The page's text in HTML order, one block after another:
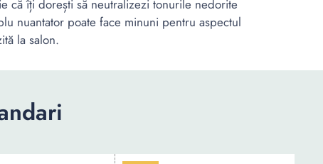
că îți dorești să neutralizezi tonurile nedorite
nuantator poate face minuni pentru aspectul
la salon.